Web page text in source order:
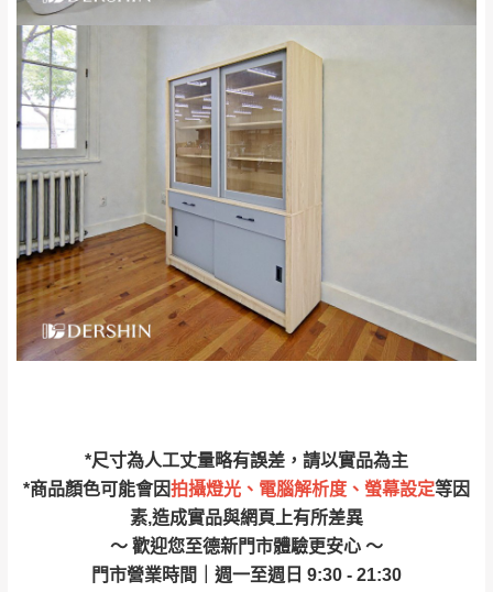
*尺寸為人工丈量略有誤差，請以實品為主
*商品顏色可能會因拍攝燈光、電腦解析度、螢幕設定等因
素,造成實品與網頁上有所差異
～ 歡迎您至德新門市體驗更安心 ～
門市營業時間｜週一至週日 9:30 - 21:30
。
其它注意事項
本司貨車運送如因路況不佳、天候惡劣、過於偏遠之
山區內等，或收貨地點搬運過於困難等因素，導致無
法順利配送，本公司除了盡最大努力完成配送外，視
狀況保有出貨的權利。
保護物流人員的工作安全，賣家無提供吊掛服務，若
需以吊車或其他的吊掛方式吊運，費用將由買方自行
支付。
因大型傢俱有組裝、配送的問題，並非一般快速到貨
如遇自然災害、政府宣布之災害警報等不可抗力情
事，而危及運送人員輸送之安全，本司得視狀況延後
或停止運送服務。
百貨公司配送暫無法配合開店前、閉店後時段，並送
至百貨公司卸貨區為限，恕無法送至指定樓面。
丈量，難免會有些許誤差值(約正負0.5CM)
詳細尺寸以實品為主。
非因本公司問題而需退換貨，請於收到貨7日
內通知客服人員(Line@ ID：
須保持商品全新狀態與完整包裝。鑑賞期間
若發生非本司因素致使之汙損破壞，恕無法
辦理退換貨。
台北市、新北市地區固定每周(三)、(日)兩天
收送貨，敬請見諒！
本公司部份商品無維修服務，超過7日鑑賞
期，商品使用年限，因客人使用習慣、居家
環境不同。若屬人為因素導致商品損壞、零
會進行維修)。
到貨7日內為鑑賞期(注意:鑑賞期非試用期)，
若非商品品質瑕疵問題於鑑賞期內退貨之情
形，我們需酌收退貨運費。
如欲放置營業場所及公開場合之商品則無享